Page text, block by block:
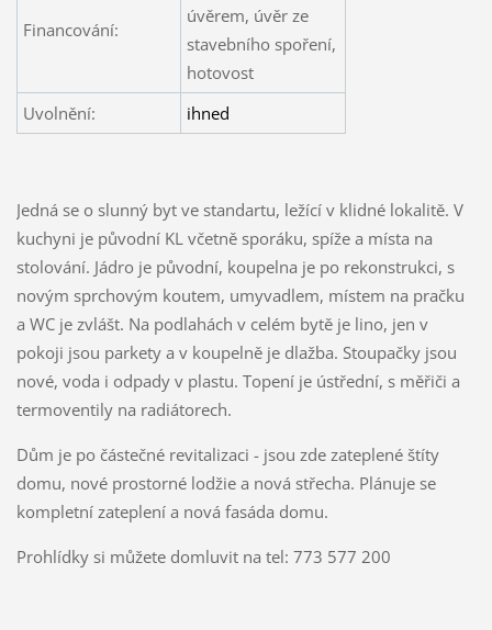
Financování:
úvěrem, úvěr ze
stavebního spoření,
hotovost
Uvolnění:
ihned
Jedná se o slunný byt ve standartu, ležící v klidné lokalitě. V
kuchyni je původní KL včetně sporáku, spíže a místa na
stolování. Jádro je původní, koupelna je po rekonstrukci, s
novým sprchovým koutem, umyvadlem, místem na pračku
a WC je zvlášt. Na podlahách v celém bytě je lino, jen v
pokoji jsou parkety a v koupelně je dlažba. Stoupačky jsou
nové, voda i odpady v plastu. Topení je ústřední, s měřiči a
termoventily na radiátorech.
Dům je po částečné revitalizaci - jsou zde zateplené štíty
domu, nové prostorné lodžie a nová střecha. Plánuje se
kompletní zateplení a nová fasáda domu.
Prohlídky si můžete domluvit na tel: 773 577 200